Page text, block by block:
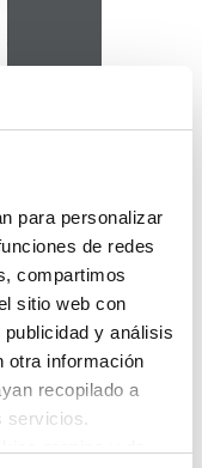
para personalizar
de redes
compartimos
sitio web con
y análisis
otra información
recopilado a
servicios.